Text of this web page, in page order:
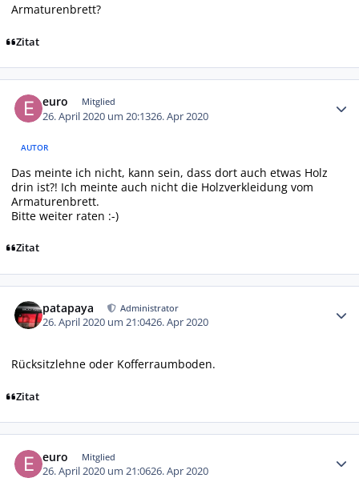
Armaturenbrett?
Zitat
euro Mitglied
26. April 2020 um 20:1326. Apr 2020
AUTOR
Das meinte ich nicht, kann sein, dass dort auch etwas Holz
drin ist?! Ich meinte auch nicht die Holzverkleidung vom
Armaturenbrett.
Bitte weiter raten :-)
Zitat
patapaya Administrator
26. April 2020 um 21:0426. Apr 2020
Rücksitzlehne oder Kofferraumboden.
Zitat
euro Mitglied
26. April 2020 um 21:0626. Apr 2020